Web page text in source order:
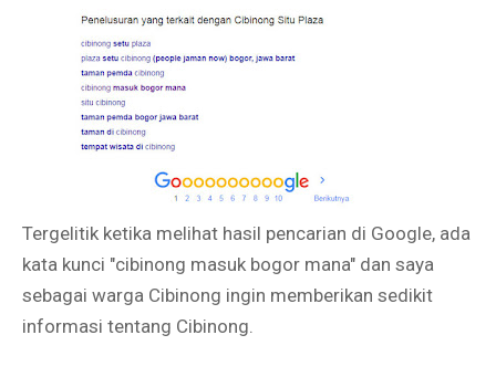
Tergelitik ketika melihat hasil pencarian di Google, ada
kata kunci "cibinong masuk bogor mana" dan saya
sebagai warga Cibinong ingin memberikan sedikit
informasi tentang Cibinong.